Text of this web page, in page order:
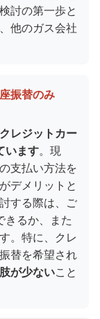
討の第一歩と
他のガス会社
振替のみ
クレジットカー
います。現
支払い方法を
デメリットと
する際は、ご
きるか、また
。特に、クレ
替を希望され
が少ないこと